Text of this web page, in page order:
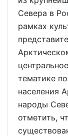
Севера в
рамках
тематике
населения
народы
отметить,